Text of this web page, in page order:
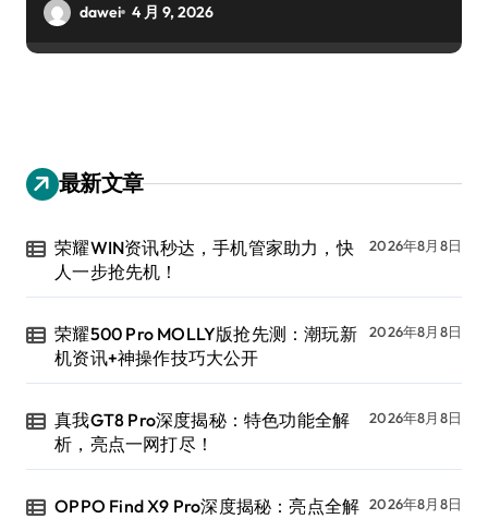
dawei 4 月 9, 2026
最新文章
荣耀WIN资讯秒达，手机管家助力，快
人一步抢先机！
2026年8月8日
荣耀500 Pro MOLLY版抢先测：潮玩新
机资讯+神操作技巧大公开
2026年8月8日
真我GT8 Pro深度揭秘：特色功能全解
析，亮点一网打尽！
2026年8月8日
OPPO Find X9 Pro深度揭秘：亮点全解 2026年8月8日